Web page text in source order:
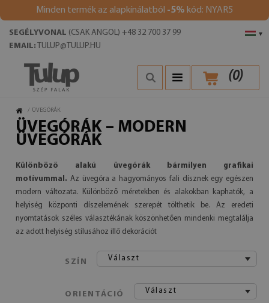
Minden termék az alapkínálatból -5% kód: NYAR5
▾
SEGÉLYVONAL (CSAK ANGOL) +48 32 700 37 99
EMAIL: TULUP@TULUP.HU
(0)
/ ÜVEGÓRÁK
ÜVEGÓRÁK – MODERN
ÜVEGÓRÁK
Különböző alakú üvegórák bármilyen grafikai
motívummal. Az üvegóra a hagyományos fali dísznek egy egészen
modern változata. Különböző méretekben és alakokban kaphatók, a
helyiség központi díszelemének szerepét tölthetik be. Az eredeti
nyomtatások széles választékának köszönhetően mindenki megtalálja
az adott helyiség stílusához illő dekorációt
SZÍN Választ
ORIENTÁCIÓ Választ